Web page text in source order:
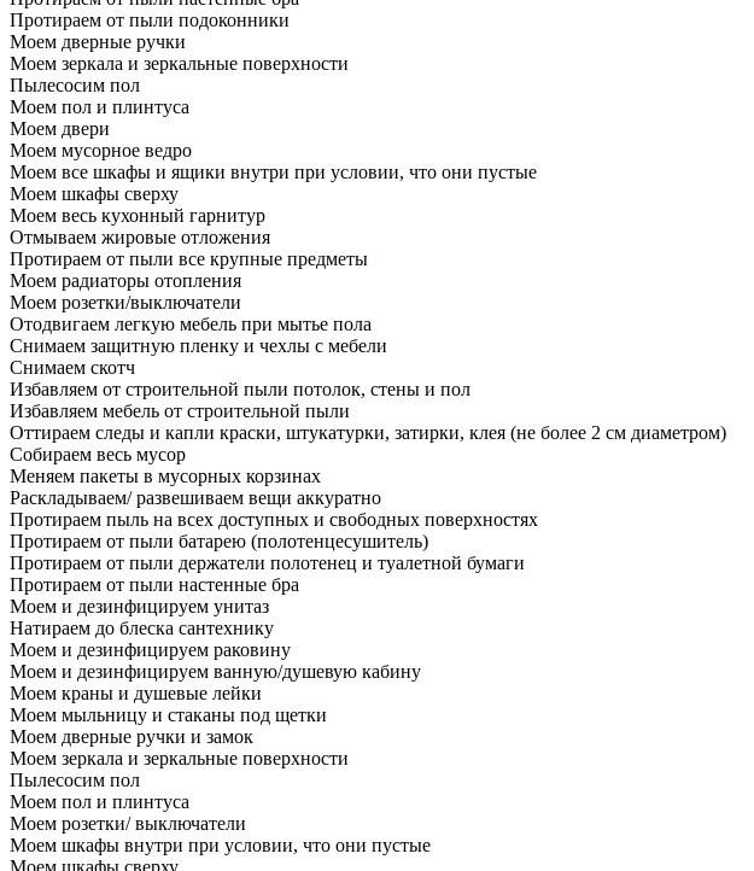
Протираем от пыли подоконники
Моем дверные ручки
Моем зеркала и зеркальные поверхности
Пылесосим пол
Моем пол и плинтуса
Моем двери
Моем мусорное ведро
Моем все шкафы и ящики внутри при условии, что они пустые
Моем шкафы сверху
Моем весь кухонный гарнитур
Отмываем жировые отложения
Протираем от пыли все крупные предметы
Моем радиаторы отопления
Моем розетки/выключатели
Отодвигаем легкую мебель при мытье пола
Снимаем защитную пленку и чехлы с мебели
Снимаем скотч
Избавляем от строительной пыли потолок, стены и пол
Избавляем мебель от строительной пыли
Оттираем следы и капли краски, штукатурки, затирки, клея (не более 2 см диаметром)
Собираем весь мусор
Меняем пакеты в мусорных корзинах
Раскладываем/ развешиваем вещи аккуратно
Протираем пыль на всех доступных и свободных поверхностях
Протираем от пыли батарею (полотенцесушитель)
Протираем от пыли держатели полотенец и туалетной бумаги
Протираем от пыли настенные бра
Моем и дезинфицируем унитаз
Натираем до блеска сантехнику
Моем и дезинфицируем раковину
Моем и дезинфицируем ванную/душевую кабину
Моем краны и душевые лейки
Моем мыльницу и стаканы под щетки
Моем дверные ручки и замок
Моем зеркала и зеркальные поверхности
Пылесосим пол
Моем пол и плинтуса
Моем розетки/ выключатели
Моем шкафы внутри при условии, что они пустые
Моем шкафы сверху